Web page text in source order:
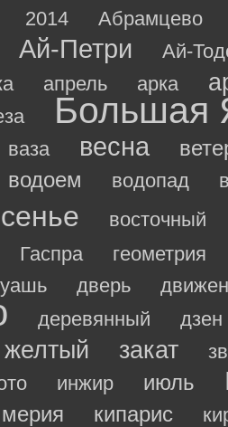
2014
Абрамцево
Ай-Петри
Ай-
апрель арка
Большая
ваза весна
водоем водопад
восточный
Гаспра геометрия
дверь
деревянный
дзен
желтый закат
инжир июль
кипарис